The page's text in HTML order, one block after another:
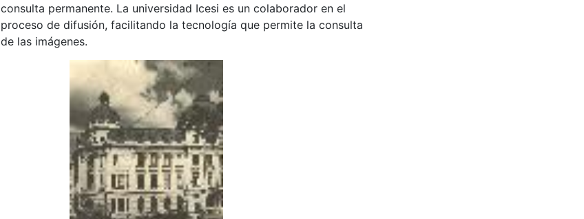
consulta permanente. La universidad Icesi es un colaborador en el
proceso de difusión, facilitando la tecnología que permite la consulta
de las imágenes.